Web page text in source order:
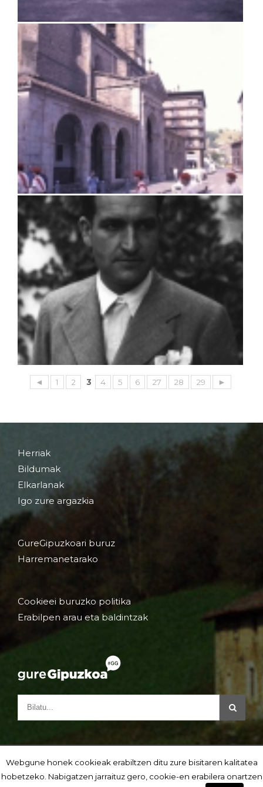
◄ 1 2 3 4 5 6 27 28 29 ►
Herriak
Bildumak
Elkarlanak
Igo zure argazkia
GureGipuzkoari buruz
Harremanetarako
Cookieei buruzko politika
Erabilpen arau eta baldintzak
Webgune honek cookieak erabiltzen ditu zure bisitaren kalitatea
hobetzeko. Nabigatzen jarraituz gero, cookie-en erabilera onartzen